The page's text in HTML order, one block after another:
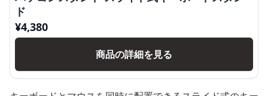
ド
¥4,380
商品の詳細を見る